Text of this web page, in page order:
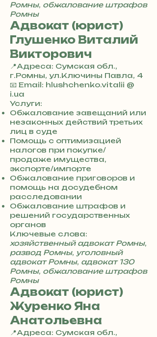
Ромны, обжалование штрафов
Ромны
Адвокат (юрист)
Глушенко Виталий
Викторович
📍Адреса: Сумская обл.,
г.Ромны, ул.Ключины Павла, 4
+
3
8
0
7
3
0
4
8
5
7
8
4
📧 Email: hlushchenko.vitalii @
i.ua
Услуги:
Обжалование завещаний или
незаконных действий третьих
лиц в суде
Помощь с оптимизацией
налогов при покупке/
продаже имущества,
экспорте/импорте
Обжалование приговоров и
помощь на досудебном
расследовании
Обжалование штрафов и
решений государственных
органов
Ключевые слова:
хозяйственный адвокат Ромны,
развод Ромны, уголовный
адвокат Ромны, адвокат 130
Ромны, обжалование штрафов
Ромны
Адвокат (юрист)
Журенко Яна
Анатольевна
📍Адреса: Сумская обл.,